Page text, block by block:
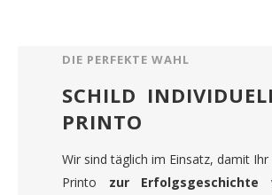
DIE PERFEKTE WAHL
SCHILD
PRINTO
Wir sind täglich im Einsatz, damit Ihr
Printo zur Erfolgsgeschichte